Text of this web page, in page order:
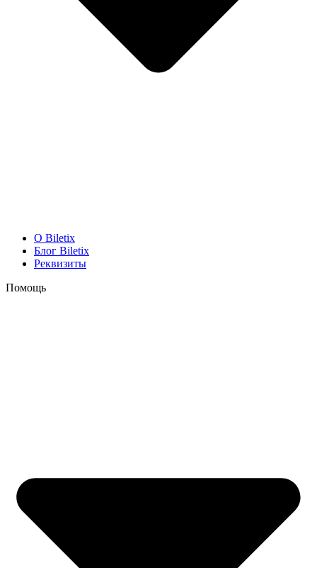
O Biletix
Блог Biletix
Реквизиты
Помощь